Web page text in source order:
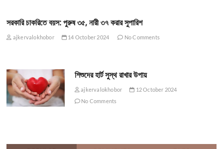
সরকারি চাকরিতে বয়স: পুরুষ ৩৫, নারী ৩৭ করার সুপারিশ
ajkervalokhobor 14 October 2024 No Comments
শিশুদের হার্ট সুস্থ রাখার উপায়
ajkervalokhobor
12 October 2024
No Comments